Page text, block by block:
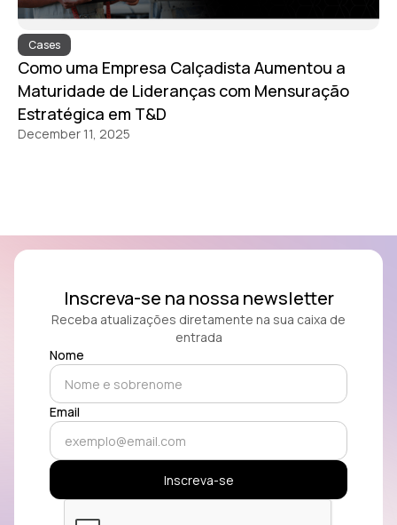
Cases
Como uma Empresa Calçadista Aumentou a
Maturidade de Lideranças com Mensuração
Estratégica em T&D
December 11, 2025
Inscreva-se na nossa newsletter
Receba atualizações diretamente na sua caixa de
entrada
Nome
Email